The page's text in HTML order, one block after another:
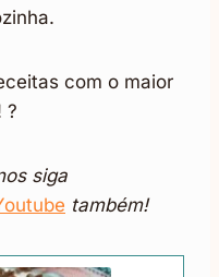
com o maior
?
siga
be também!